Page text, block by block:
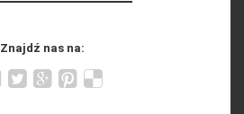
Znajdź nas na: